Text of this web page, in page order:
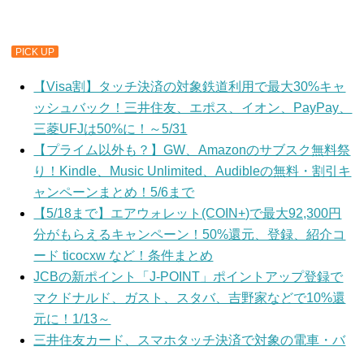
PICK UP
【Visa割】タッチ決済の対象鉄道利用で最大30%キャ
ッシュバック！三井住友、エポス、イオン、PayPay、
三菱UFJは50%に！～5/31
【プライム以外も？】GW、Amazonのサブスク無料祭
り！Kindle、Music Unlimited、Audibleの無料・割引キ
ャンペーンまとめ！5/6まで
【5/18まで】エアウォレット(COIN+)で最大92,300円
分がもらえるキャンペーン！50%還元、登録、紹介コ
ード ticocxw など！条件まとめ
JCBの新ポイント「J-POINT」ポイントアップ登録で
マクドナルド、ガスト、スタバ、吉野家などで10%還
元に！1/13～
三井住友カード、スマホタッチ決済で対象の電車・バ